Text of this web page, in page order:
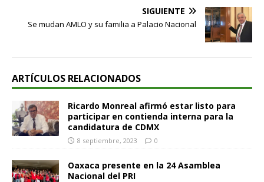
SIGUIENTE
Se mudan AMLO y su familia a Palacio Nacional
ARTÍCULOS RELACIONADOS
Ricardo Monreal afirmó estar listo para
participar en contienda interna para la
candidatura de CDMX
8 septiembre, 2023 0
Oaxaca presente en la 24 Asamblea
Nacional del PRI